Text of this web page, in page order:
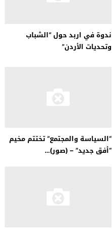
ندوة في اربد حول “الشباب
وتحديات الأردن”
“السياسة والمجتمع” تختتم مخيم
“أفق جديد” – (صور)…